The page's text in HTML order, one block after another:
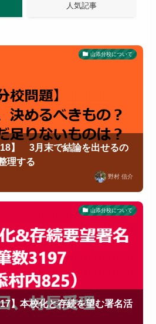
人気記事
山添分校について
】 3月末で結論を出せるの
理する
野村 信介
山添分校について
】本校化と存続を望む署名活